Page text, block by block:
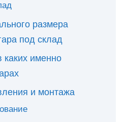
размера
под склад
каких именно
и монтажа